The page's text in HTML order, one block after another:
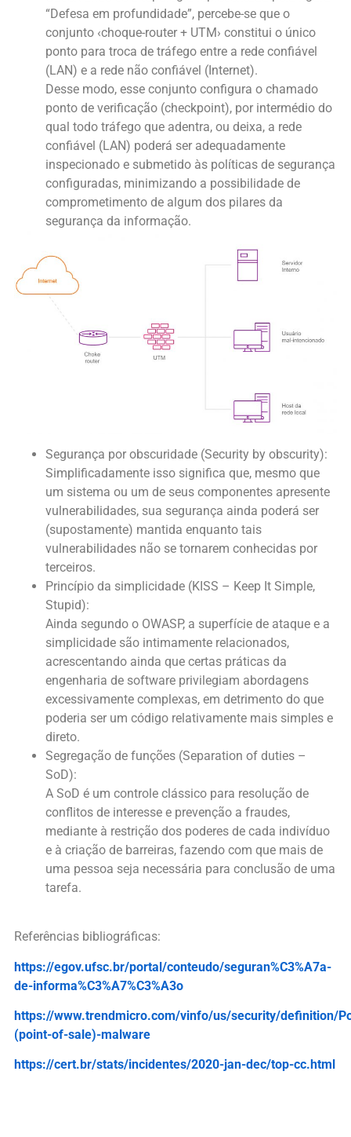
“Defesa em profundidade”, percebe-se que o
conjunto ‹choque-router + UTM› constitui o único
ponto para troca de tráfego entre a rede confiável
(LAN) e a rede não confiável (Internet).
Desse modo, esse conjunto configura o chamado
ponto de verificação (checkpoint), por intermédio do
qual todo tráfego que adentra, ou deixa, a rede
confiável (LAN) poderá ser adequadamente
inspecionado e submetido às políticas de segurança
configuradas, minimizando a possibilidade de
comprometimento de algum dos pilares da
segurança da informação.
Segurança por obscuridade (Security by obscurity):
Simplificadamente isso significa que, mesmo que
um sistema ou um de seus componentes apresente
vulnerabilidades, sua segurança ainda poderá ser
(supostamente) mantida enquanto tais
vulnerabilidades não se tornarem conhecidas por
terceiros.
Princípio da simplicidade (KISS – Keep It Simple,
Stupid):
Ainda segundo o OWASP, a superfície de ataque e a
simplicidade são intimamente relacionados,
acrescentando ainda que certas práticas da
engenharia de software privilegiam abordagens
excessivamente complexas, em detrimento do que
poderia ser um código relativamente mais simples e
direto.
Segregação de funções (Separation of duties –
SoD):
A SoD é um controle clássico para resolução de
conflitos de interesse e prevenção a fraudes,
mediante à restrição dos poderes de cada indivíduo
e à criação de barreiras, fazendo com que mais de
uma pessoa seja necessária para conclusão de uma
tarefa.
Referências bibliográficas:
https://egov.ufsc.br/portal/conteudo/seguran%C3%A7a-
de-informa%C3%A7%C3%A3o
https://www.trendmicro.com/vinfo/us/security/definition/
(point-of-sale)-malware
https://cert.br/stats/incidentes/2020-jan-dec/top-cc.html